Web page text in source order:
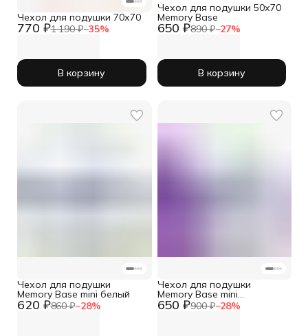
770 ₽1 190 ₽−35%
Чехол для подушки 70х70
В корзину
650 ₽890 ₽−27%
Чехол для подушки 50х70
Memory Base
В корзину
620 ₽860 ₽−28%
Чехол для подушки
Memory Base mini белый
650 ₽900 ₽−28%
Чехол для подушки
Memory Base mini
фиолетовый